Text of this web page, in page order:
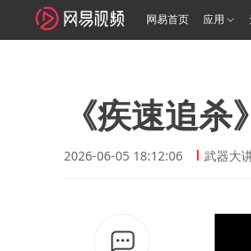
网易首页 应用
《疾速追
2026-06-05 18:12:06 武器大